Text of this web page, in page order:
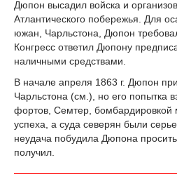
Дюпон высадил войска и
Атлантического побережья. Для
южан, Чарльстона, Дюпон
Конгресс ответил Дюпону
наличными средствами.
В начале апреля 1863 г. Дюпон
Чарльстона (см.), но его попытка
фортов, Семтер, бомбардировкой
успеха, а суда северян были
неудача побудила Дюпона
получил.